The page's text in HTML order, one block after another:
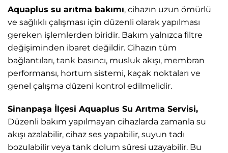
Aquaplus su arıtma bakımı, cihazın uzun ömürlü
ve sağlıklı çalışması için düzenli olarak yapılması
gereken işlemlerden biridir. Bakım yalnızca filtre
değişiminden ibaret değildir. Cihazın tüm
bağlantıları, tank basıncı, musluk akışı, membran
performansı, hortum sistemi, kaçak noktaları ve
genel çalışma düzeni kontrol edilmelidir.
Sinanpaşa İlçesi Aquaplus Su Arıtma Servisi,
Düzenli bakım yapılmayan cihazlarda zamanla su
akışı azalabilir, cihaz ses yapabilir, suyun tadı
bozulabilir veya tank dolum süresi uzayabilir. Bu